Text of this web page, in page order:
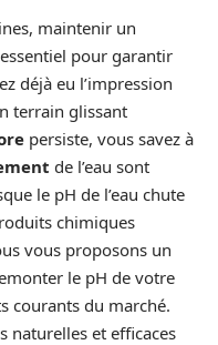
maintenir un
pour garantir
déjà eu l’impression
terrain glissant
persiste, vous savez à
de l’eau sont
le pH de l’eau chute
chimiques
vous proposons un
le pH de votre
courants du marché.
naturelles et efficaces